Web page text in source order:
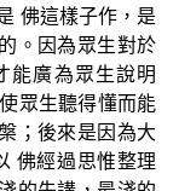
佛這樣子作，是
。因為眾生對於
能廣為眾生說明
眾生聽得懂而能
；後來是因為大
佛經過思惟整理